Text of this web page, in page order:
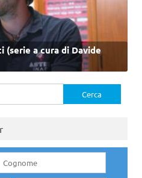
a cura di Davide